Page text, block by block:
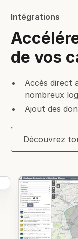
Intégrations
de vos
Accès direct
nombreux
Ajout des
Découvrez